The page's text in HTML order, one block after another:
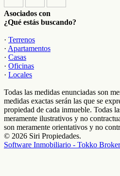
Asociados con
¿Qué estás buscando?
· Terrenos
· Apartamentos
· Casas
· Oficinas
· Locales
Todas las medidas enunciadas son
medidas exactas serán las que se
propiedad de cada inmueble. Todas
meramente ilustrativos y no
son meramente orientativos y no
© 2026 Siri Propiedades.
Software Inmobiliario - Tokko Broker